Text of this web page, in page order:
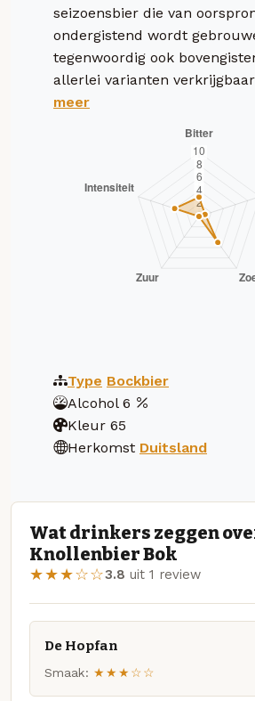
seizoensbier die van
ondergistend wordt
tegenwoordig ook
allerlei varianten verkrijgbaar
meer
Type Bockbier
Alcohol 6
Kleur 65
Herkomst Duitsland
Wat drinkers zeggen
Knollenbier Bok
★★★☆☆3.8 uit 1 review
De Hopfan
Smaak: ★★★☆☆